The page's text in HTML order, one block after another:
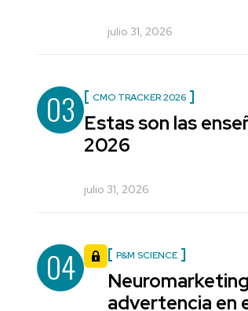
julio 31, 2026
03 CMO TRACKER 2026
Estas son las
2026
julio 31, 2026
04 P&M SCIENCE
advertencia en